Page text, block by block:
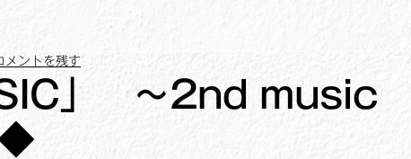
メントを残す
」 ～2nd music